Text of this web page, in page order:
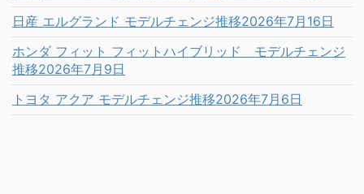
日産 エルグランド モデルチェンジ推移2026年7月16日
ホンダ フィット フィットハイブリッド モデルチェンジ
推移2026年7月9日
トヨタ アクア モデルチェンジ推移2026年7月6日